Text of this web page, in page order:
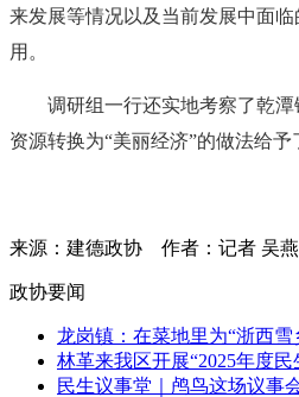
来发展等情况以及当前发展中面
用。
调研组一行还实地考察了乾
资源转换为“美丽经济”的做法给
来源：建德政协 作者：记者 吴
政协要闻
龙岗镇：在菜地里为“浙西雪
林革来我区开展“2025年度民
民生议事堂｜鸬鸟这场议事